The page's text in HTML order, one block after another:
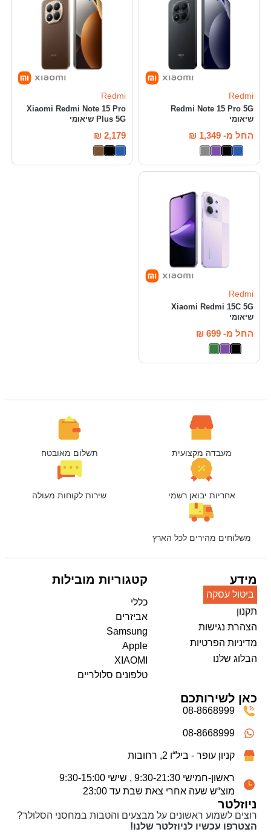
Redmi
Redmi Note 15 Pro 5G
שיאומי
החל מ- ₪ 1,349
Redmi
Xiaomi Redmi Note 15 Pro
Plus 5G שיאומי
₪ 2,179
Redmi
Xiaomi Redmi 15C 5G
שיאומי
החל מ- ₪ 699
מעבדה מקצועית תשלום מאובטח
אחריות יבואן רשמי שירות לקוחות מעולה
משלוחים מהירים לכל הארץ
ניוזלטר
רוצים לשמוע ראשונים על מבצעים והטבות במחסני הסלולר?
הצטרפו עכשיו לניוזלטר שלנו!
מידע
ביטול עסקה
תקנון
הצהרת נגישות
מדיניות הפרטיות
הבלוג שלנו
קטגוריות מובילות
כללי
אביזרים
Samsung
Apple
XIAOMI
טלפונים סלולריים
כאן לשירותכם
08-8668999
08-8668999
קניון עופר - ביל“ו 2, רחובות
ראשון-חמישי 9:30-21:30 , שישי 9:30-15:00
מוצ“ש שעה אחרי צאת שבת עד 23:00